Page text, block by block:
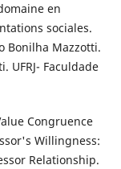
en
sociales.
Bonilha Mazzotti.
UFRJ- Faculdade
Congruence
Willingness:
Relationship.